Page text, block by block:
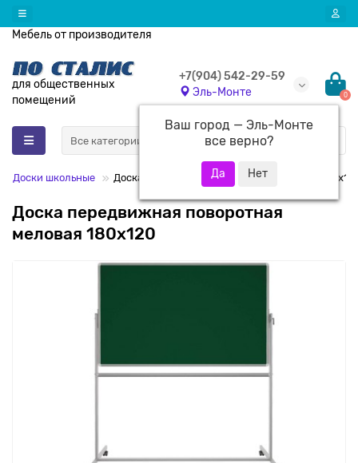
Мебель от производителя
для общественных
помещений
+7(904) 542-29-59
Эль-Монте
Ваш город — Эль-Монте
все верно?
0
Все категории
Доски школьные Доска передвижная поворотная меловая
Доска передвижная поворотная
меловая 180х120